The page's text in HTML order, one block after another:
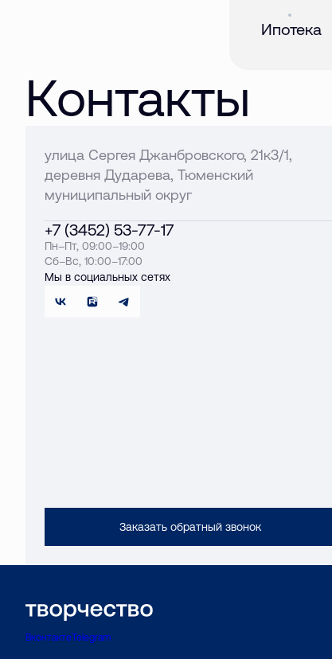
Ипотека
Контакты
улица Сергея Джанбровского, 21к3/1,
деревня Дударева, Тюменский
муниципальный округ
+7 (3452) 53-77-17
Пн–Пт, 09:00–19:00
Сб–Вс, 10:00–17:00
Мы в социальных сетях
Заказать обратный звонок
ВконтактеTelegram